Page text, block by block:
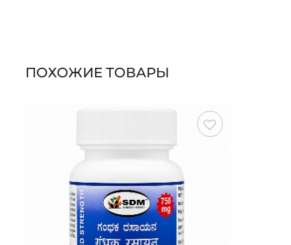
ПОХОЖИЕ ТОВАРЫ
Сохранить